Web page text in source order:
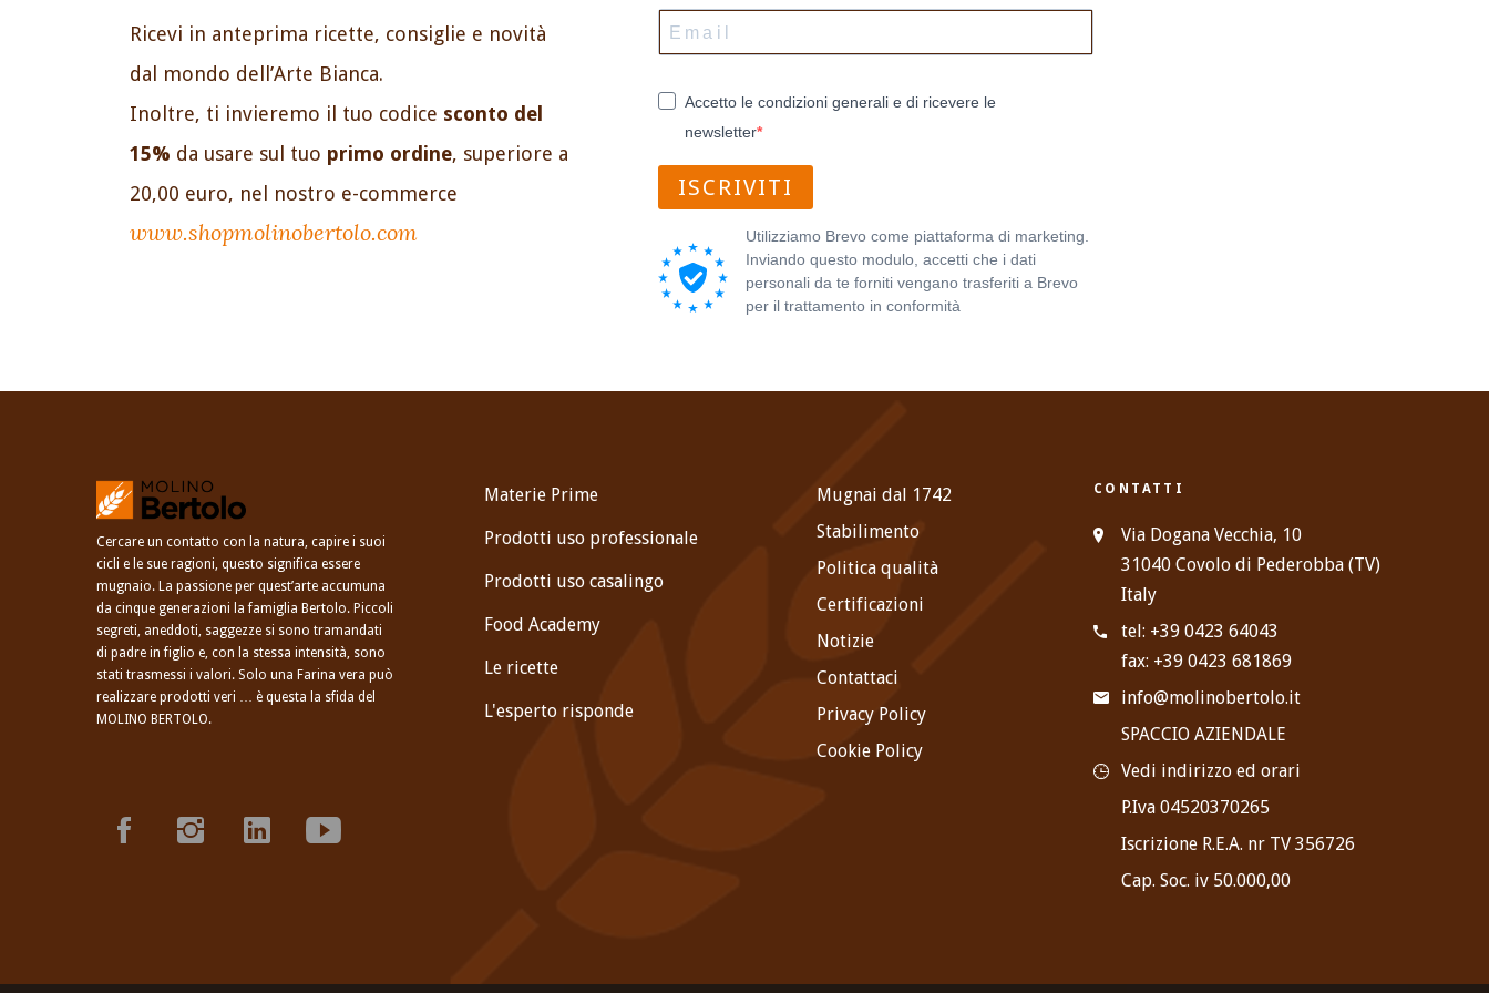
Ricevi in anteprima ricette, consiglie e novità
dal mondo dell’Arte Bianca.
Inoltre, ti invieremo il tuo codice sconto del
15% da usare sul tuo primo ordine, superiore a
20,00 euro, nel nostro e-commerce
www.shopmolinobertolo.com
Accetto le condizioni generali e di ricevere le
newsletter
ISCRIVITI
Utilizziamo Brevo come piattaforma di marketing.
Inviando questo modulo, accetti che i dati
personali da te forniti vengano trasferiti a Brevo
per il trattamento in conformità
Cercare un contatto con la natura, capire i suoi
cicli e le sue ragioni, questo significa essere
mugnaio. La passione per quest’arte accumuna
da cinque generazioni la famiglia Bertolo. Piccoli
segreti, aneddoti, saggezze si sono tramandati
di padre in figlio e, con la stessa intensità, sono
stati trasmessi i valori. Solo una Farina vera può
realizzare prodotti veri … è questa la sfida del
MOLINO BERTOLO.
Materie Prime
Prodotti uso professionale
Prodotti uso casalingo
Food Academy
Le ricette
L'esperto risponde
Mugnai dal 1742
Stabilimento
Politica qualità
Certificazioni
Notizie
Contattaci
Privacy Policy
Cookie Policy
CONTATTI
Via Dogana Vecchia, 10
31040 Covolo di Pederobba (TV)
Italy
tel: +39 0423 64043
fax: +39 0423 681869
info@molinobertolo.it
SPACCIO AZIENDALE
Vedi indirizzo ed orari
P.Iva 04520370265
Iscrizione R.E.A. nr TV 356726
Cap. Soc. iv 50.000,00